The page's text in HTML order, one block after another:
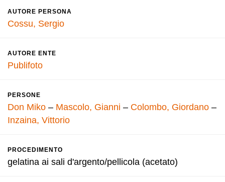
AUTORE PERSONA
Cossu, Sergio
AUTORE ENTE
Publifoto
PERSONE
Don Miko – Mascolo, Gianni – Colombo, Giordano –
Inzaina, Vittorio
PROCEDIMENTO
gelatina ai sali d'argento/pellicola (acetato)